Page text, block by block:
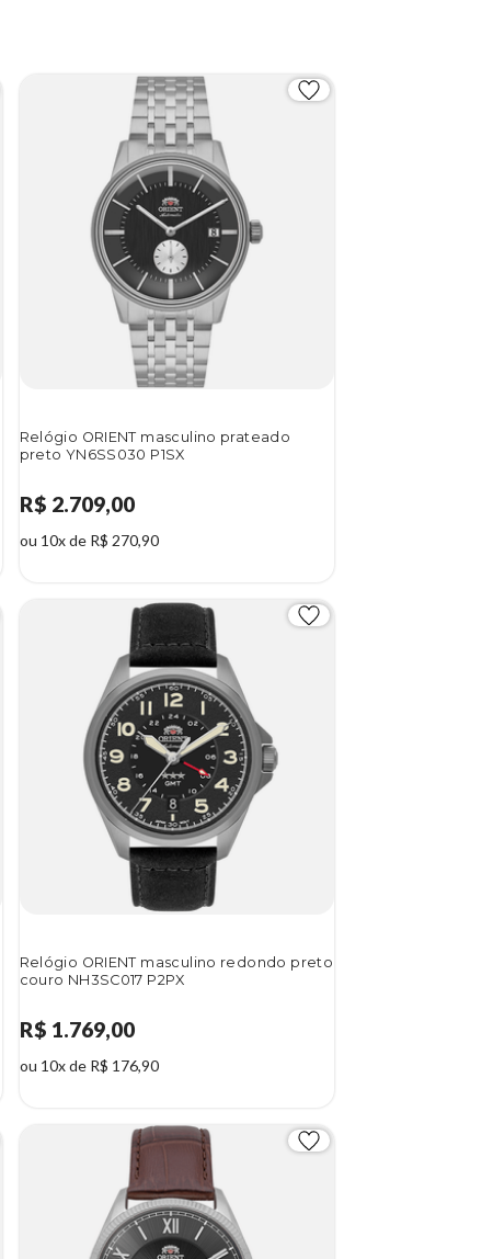
Relógio ORIENT masculino prateado
preto YN6SS030 P1SX
R$ 2.709,00
ou 10x de R$ 270,90
Relógio ORIENT masculino redondo preto
couro NH3SC017 P2PX
R$ 1.769,00
ou 10x de R$ 176,90